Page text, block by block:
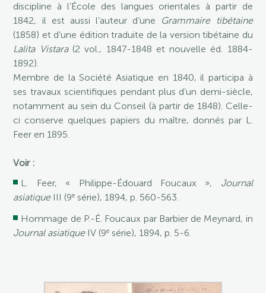
discipline à l’École des langues orientales à partir de
1842, il est aussi l’auteur d’une Grammaire tibétaine
(1858) et d’une édition traduite de la version tibétaine du
Lalita Vistara(2 vol., 1847-1848 et nouvelle éd. 1884-
1892).
Membre de la Société Asiatique en 1840, il participa à
ses travaux scientifiques pendant plus d’un demi-siècle,
notamment au sein du Conseil (à partir de 1848). Celle-
ci conserve quelques papiers du maître, donnés par L.
Feer en 1895.
Voir :
L. Feer, « Philippe-Édouard Foucaux », Journal
asiatiqueIII (9e série), 1894, p. 560-563.
Hommage de P.-É. Foucaux par Barbier de Meynard, in
Journal asiatiqueIV (9e série), 1894, p. 5-6.